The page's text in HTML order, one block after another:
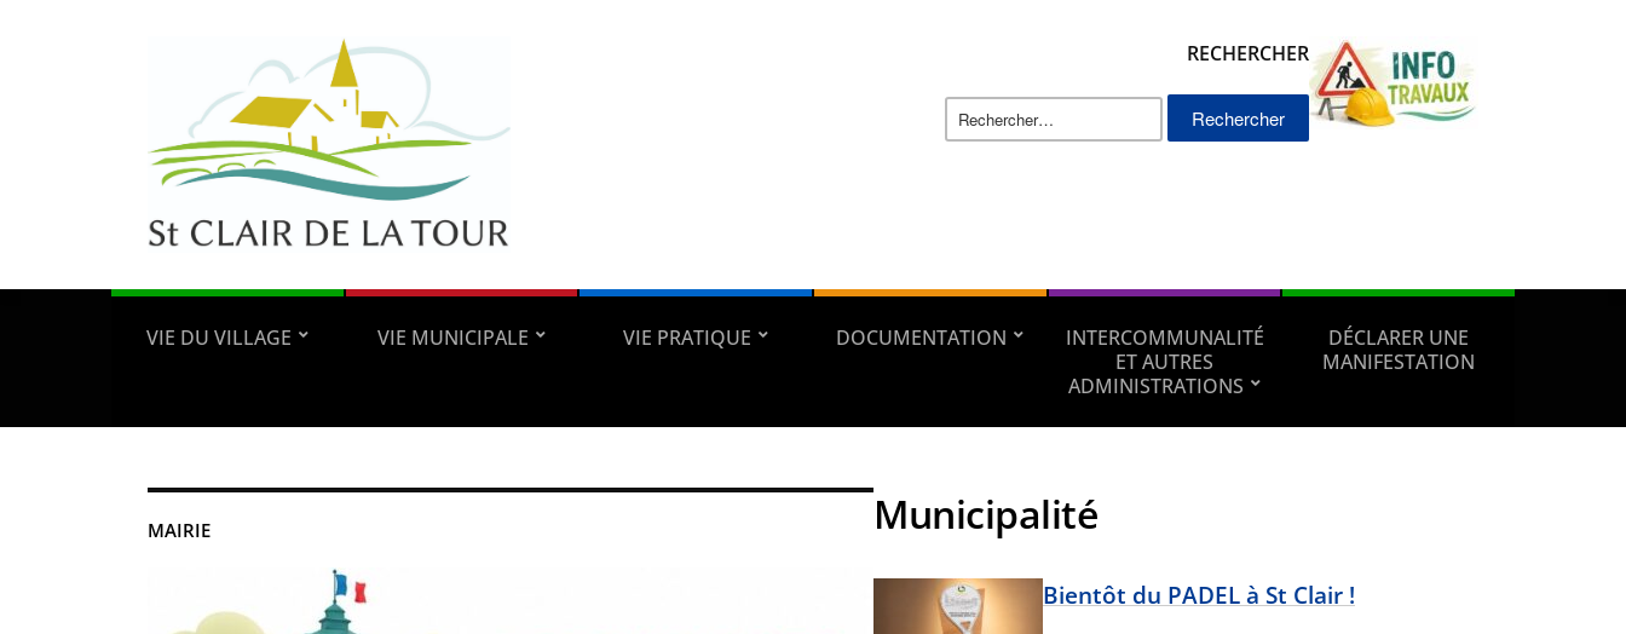
RECHERCHER
Rechercher :
VIE DU VILLAGE VIE MUNICIPALE VIE PRATIQUE DOCUMENTATION
INTERCOMMUNALITÉ
ET AUTRES
ADMINISTRATIONS
DÉCLARER UNE
MANIFESTATION
MAIRIE Municipalité
Bientôt du PADEL à St Clair !